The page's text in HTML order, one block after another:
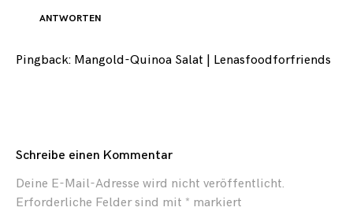
ANTWORTEN
Pingback: Mangold-Quinoa Salat | Lenasfoodforfriends
Schreibe einen Kommentar
Deine E-Mail-Adresse wird nicht veröffentlicht.
Erforderliche Felder sind mit * markiert